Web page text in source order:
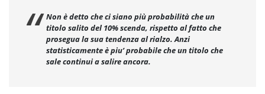
Non è detto che ci siano più probabilità che un
titolo salito del 10% scenda, rispetto al fatto che
prosegua la sua tendenza al rialzo. Anzi
statisticamente è piu’ probabile che un titolo che
sale continui a salire ancora.